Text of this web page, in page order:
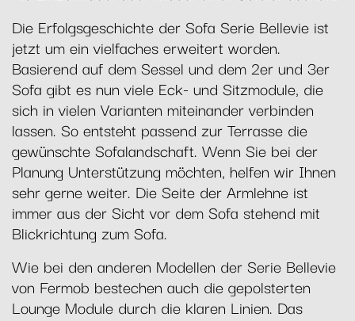
Die Erfolgsgeschichte der Sofa Serie Bellevie ist
jetzt um ein vielfaches erweitert worden.
Basierend auf dem Sessel und dem 2er und 3er
Sofa gibt es nun viele Eck- und Sitzmodule, die
sich in vielen Varianten miteinander verbinden
lassen. So entsteht passend zur Terrasse die
gewünschte Sofalandschaft. Wenn Sie bei der
Planung Unterstützung möchten, helfen wir Ihnen
sehr gerne weiter. Die Seite der Armlehne ist
immer aus der Sicht vor dem Sofa stehend mit
Blickrichtung zum Sofa.
Wie bei den anderen Modellen der Serie Bellevie
von Fermob bestechen auch die gepolsterten
Lounge Module durch die klaren Linien. Das